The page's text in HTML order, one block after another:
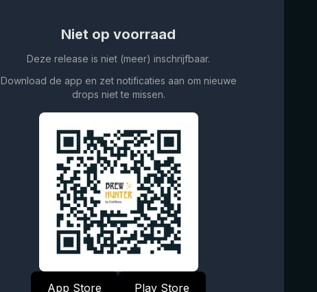
Niet op voorraad
Deze release is niet (meer) inschrijfbaar.
Download de app en zet notificaties aan om nieuwe
drops niet te missen.
App Store Play Store